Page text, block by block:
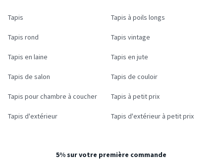
Tapis Tapis à poils longs
Tapis rond Tapis vintage
Tapis en laine Tapis en jute
Tapis de salon Tapis de couloir
Tapis pour chambre à coucher Tapis à petit prix
Tapis d'extérieur Tapis d'extérieur à petit prix
5% sur votre première commande